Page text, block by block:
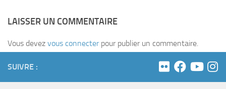
LAISSER UN COMMENTAIRE
Vous devez vous connecterpour publier un commentaire.
SUIVRE :